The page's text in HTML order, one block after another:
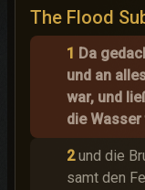
The Flood
1 Da
und an
war, und
die
2 und die
samt den